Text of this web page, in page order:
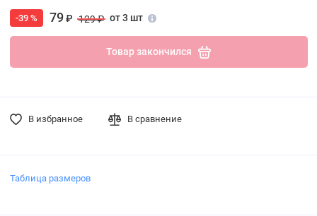
-39 % 79₽ 129 ₽ от 3 шт
Товар закончился
В избранное В сравнение
Таблица размеров